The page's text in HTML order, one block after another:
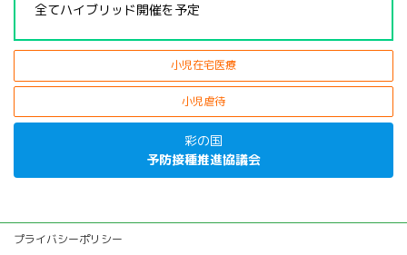
全てハイブリッド開催を予定
小児在宅医療
小児虐待
彩の国
予防接種推進協議会
プライバシーポリシー